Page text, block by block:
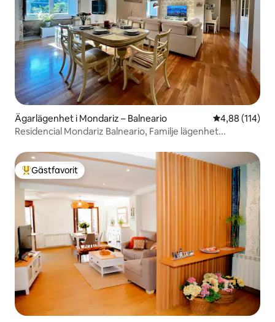
Ägarlägenhet i Mondariz – Balneario 4,88 av 5 i
4,88 (114)
Residencial Mondariz Balneario, Familje lägenhet...
Populär gästfavorit
Gästfavorit